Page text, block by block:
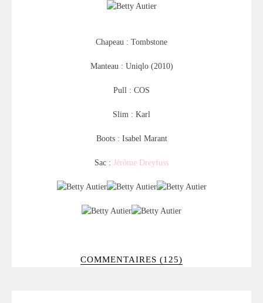
Chapeau : Tombstone
Manteau : Uniqlo (2010)
Pull : COS
Slim : Karl
Boots : Isabel Marant
Sac : Jérôme Dreyfuss
COMMENTAIRES (125)